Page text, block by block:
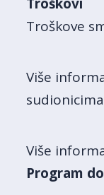
Troškove
Više
Više
Program